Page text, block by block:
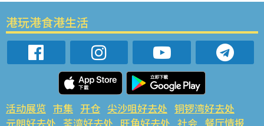
港玩港食港生活
活动展览 市集 开仓 尖沙咀好去处 铜锣湾好去处
元朗好去处 荃湾好去处 旺角好去处 社会 餐厅情报